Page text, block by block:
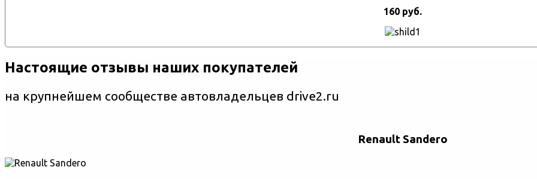
160 руб.
Настоящие отзывы наших покупателей
на крупнейшем сообществе автовладельцев drive2.ru
Renault Sandero